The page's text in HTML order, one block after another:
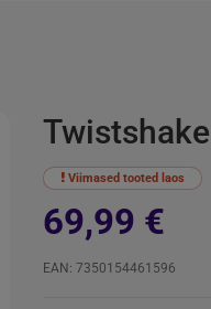
Viimased tooted laos
69,99 €
EAN: 7350154461596